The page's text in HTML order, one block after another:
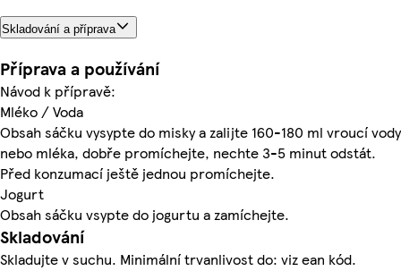
Skladování a příprava
Příprava a používání
Návod k přípravě:
Mléko / Voda
Obsah sáčku vysypte do misky a zalijte 160-180 ml vroucí vody
nebo mléka, dobře promíchejte, nechte 3-5 minut odstát.
Před konzumací ještě jednou promíchejte.
Jogurt
Obsah sáčku vsypte do jogurtu a zamíchejte.
Skladování
Skladujte v suchu. Minimální trvanlivost do: viz ean kód.